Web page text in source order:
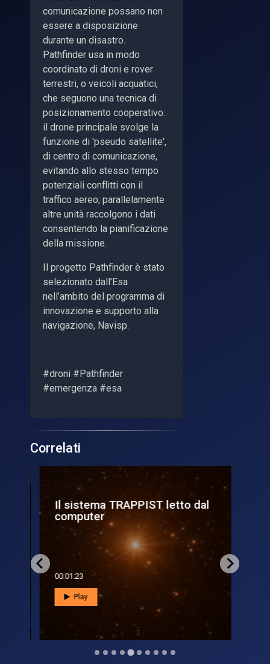
comunicazione possano non
essere a disposizione
durante un disastro.
Pathfinder usa in modo
coordinato di droni e rover
terrestri, o veicoli acquatici,
che seguono una tecnica di
posizionamento cooperativo:
il drone principale svolge la
funzione di 'pseudo satellite',
di centro di comunicazione,
evitando allo stesso tempo
potenziali conflitti con il
traffico aereo; parallelamente
altre unità raccolgono i dati
consentendo la pianificazione
della missione.
Il progetto Pathfinder è stato
selezionato dall’Esa
nell’ambito del programma di
innovazione e supporto alla
navigazione, Navisp.
#droni #Pathfinder
#emergenza #esa
Correlati
Il sistema TRAPPIST letto dal
computer
00:01:23
Play